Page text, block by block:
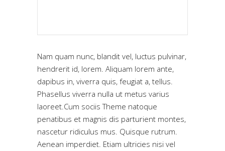
Nam quam nunc, blandit vel, luctus pulvinar,
hendrerit id, lorem. Aliquam lorem ante,
dapibus in, viverra quis, feugiat a, tellus.
Phasellus viverra nulla ut metus varius
laoreet.Cum sociis Theme natoque
penatibus et magnis dis parturient montes,
nascetur ridiculus mus. Quisque rutrum.
Aenean imperdiet. Etiam ultricies nisi vel